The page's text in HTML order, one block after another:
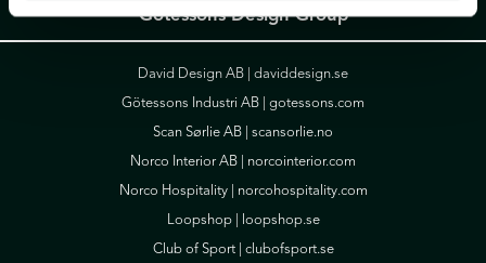
Götessons Design Group
David Design AB | daviddesign.se
Götessons Industri AB | gotessons.com
Scan Sørlie AB | scansorlie.no
Norco Interior AB | norcointerior.com
Norco Hospitality | norcohospitality.com
Loopshop | loopshop.se
Club of Sport | clubofsport.se